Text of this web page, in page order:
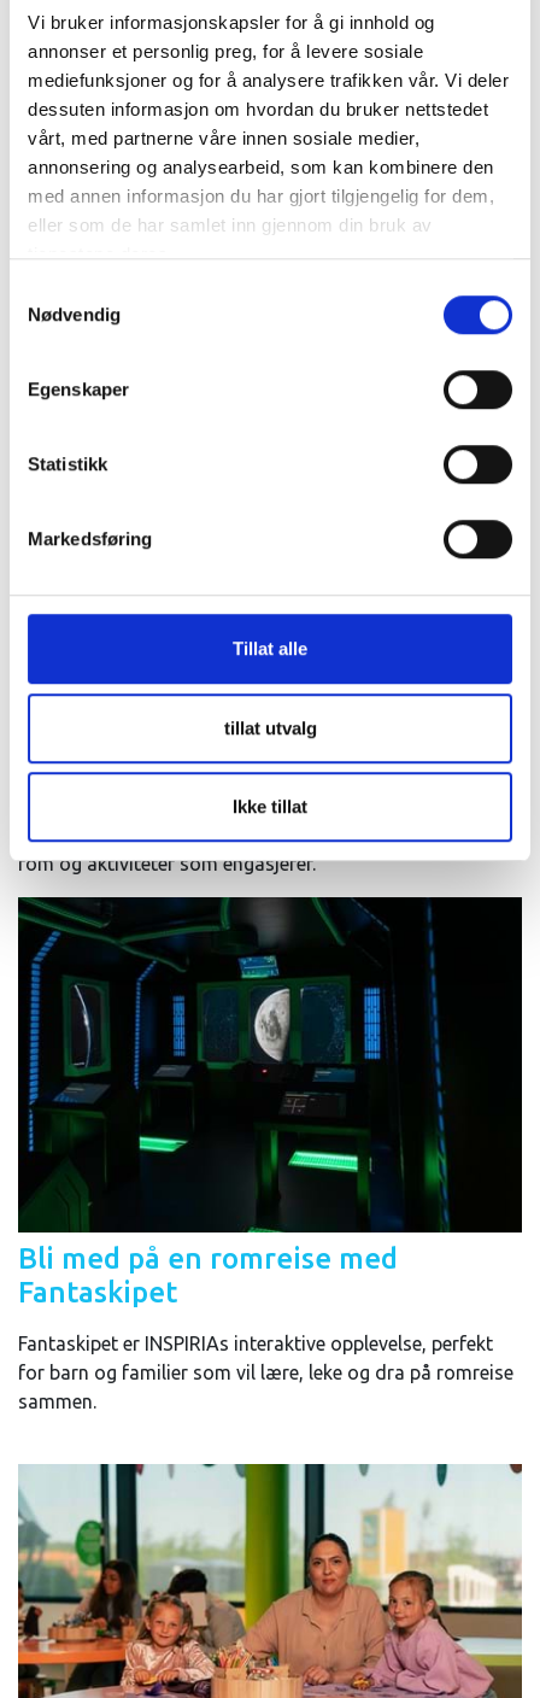
Vi bruker informasjonskapsler for å gi innhold og
annonser et personlig preg, for å levere sosiale
mediefunksjoner og for å analysere trafikken vår. Vi deler
dessuten informasjon om hvordan du bruker nettstedet
vårt, med partnerne våre innen sosiale medier,
annonsering og analysearbeid, som kan kombinere den
med annen informasjon du har gjort tilgjengelig for dem,
eller som de har samlet inn gjennom din bruk av
tjenestene deres.
Nødvendig
Egenskaper
Statistikk
Markedsføring
Tillat alle
tillat utvalg
Ikke tillat
Hva er egentlig solen? Hvordan kan én eneste
stjerne gi lys, varme og liv til hele jorda? Og hva
skjer inne i den enorme glødende kulen på
himmelen? Velkommen til vårt nye
kveldsarrangement som starter torsdag 27. august!
Les mer om programmet her >>
Kurs og konferanse på
En ny måte å lære, oppleve og
Hos INSPIRIA skaper vi opplevelser som kombinerer
kunnskap, kreativitet og fellesskap. Enten du er lærer,
kursdeltaker, del av et lag eller en nysgjerrig gjeng, har vi
rom og aktiviteter som engasjerer.
Bli med på en romreise med
Fantaskipet
Fantaskipet er INSPIRIAs interaktive opplevelse, perfekt
for barn og familier som vil lære, leke og dra på romreise
sammen.